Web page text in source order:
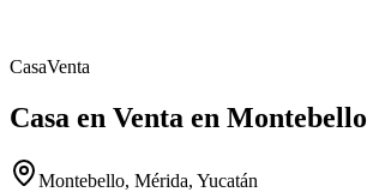
CasaVenta
Casa en Venta en Montebello
Montebello, Mérida, Yucatán